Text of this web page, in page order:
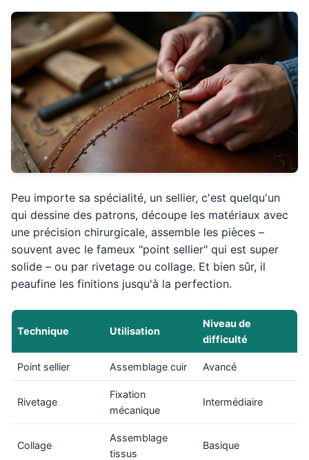
Peu importe sa spécialité, un sellier, c'est quelqu'un
qui dessine des patrons, découpe les matériaux avec
une précision chirurgicale, assemble les pièces –
souvent avec le fameux "point sellier" qui est super
solide – ou par rivetage ou collage. Et bien sûr, il
peaufine les finitions jusqu'à la perfection.
Technique Utilisation
Niveau de
difficulté
Point sellier Assemblage cuir Avancé
Rivetage
Fixation
mécanique
Intermédiaire
Collage
Assemblage
tissus
Basique